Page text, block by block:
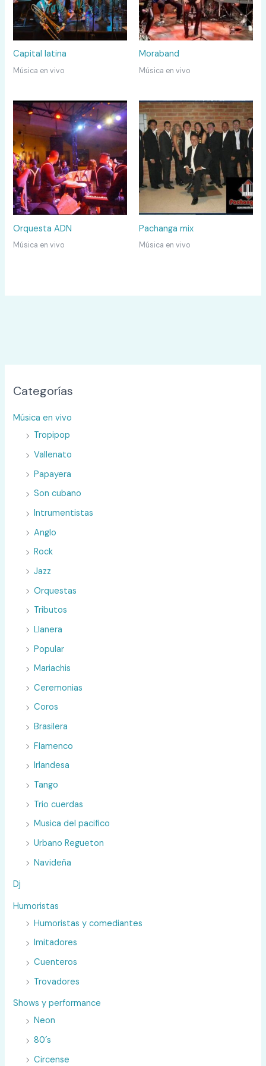
Categorías
Música en vivo
Tropipop
Vallenato
Papayera
Son cubano
Intrumentistas
Anglo
Rock
Jazz
Orquestas
Tributos
Llanera
Popular
Mariachis
Ceremonias
Coros
Brasilera
Flamenco
Irlandesa
Tango
Trio cuerdas
Musica del pacifico
Urbano Regueton
Navideña
Dj
Humoristas
Humoristas y comediantes
Imitadores
Cuenteros
Trovadores
Shows y performance
Neon
80´s
Circense
Capital latina
Música en vivo
Moraband
Música en vivo
Orquesta ADN
Música en vivo
Pachanga mix
Música en vivo